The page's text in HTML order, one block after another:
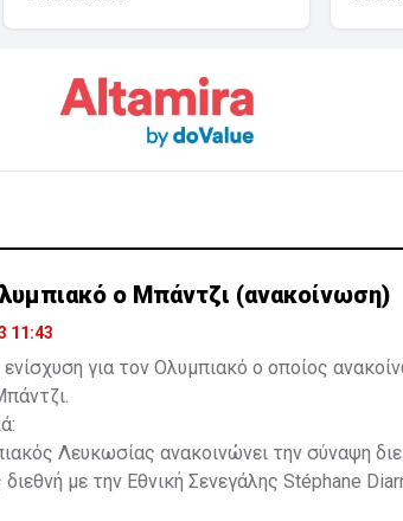
ο Μπάντζι (ανακοίνωση)
11:43
ενίσχυση για τον Ολυμπιακό ο οποίος
Λευκωσίας ανακοινώνει την σύναψη
με την Εθνική Σενεγάλης Stéphane